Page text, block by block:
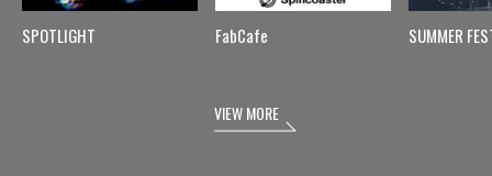
SPOTLIGHT FabCafe SUMMER
VIEW MORE